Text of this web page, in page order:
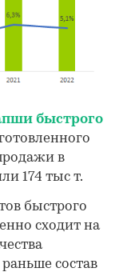
быстрого
в
174 тыс т.
быстрого
сходит на
состав